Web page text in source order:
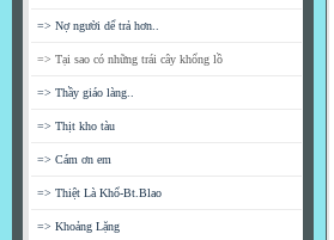
=> Nợ người dể trả hơn..
=> Tại sao có những trái cây khổng lồ
=> Thầy giáo làng..
=> Thịt kho tàu
=> Cám ơn em
=> Thiệt Là Khổ-Bt.Blao
=> Khoảng Lặng